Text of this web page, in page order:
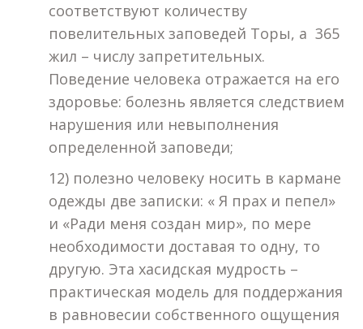
соответствуют количеству
повелительных заповедей Торы, а 365
жил – числу запретительных.
Поведение человека отражается на его
здоровье: болезнь является следствием
нарушения или невыполнения
определенной заповеди;
12) полезно человеку носить в кармане
одежды две записки: « Я прах и пепел»
и «Ради меня создан мир», по мере
необходимости доставая то одну, то
другую. Эта хасидская мудрость –
практическая модель для поддержания
в равновесии собственного ощущения